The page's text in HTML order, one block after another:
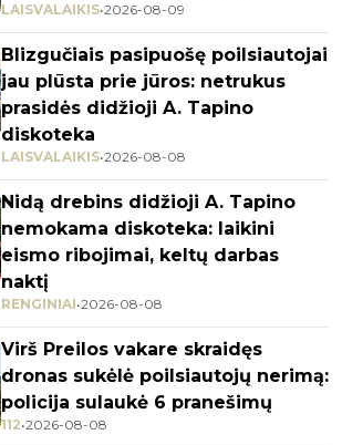
LAISVALAIKIS•2026-08-09
Blizgučiais pasipuošę poilsiautojai
jau plūsta prie jūros: netrukus
prasidės didžioji A. Tapino
diskoteka
LAISVALAIKIS•2026-08-08
Nidą drebins didžioji A. Tapino
nemokama diskoteka: laikini
eismo ribojimai, keltų darbas
naktį
RENGINIAI•2026-08-08
Virš Preilos vakare skraidęs
dronas sukėlė poilsiautojų nerimą:
policija sulaukė 6 pranešimų
112•2026-08-08